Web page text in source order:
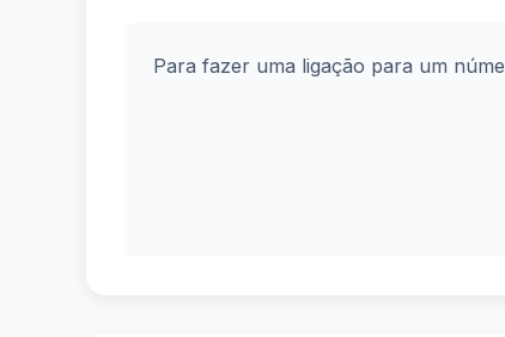
Para fazer uma ligação para um